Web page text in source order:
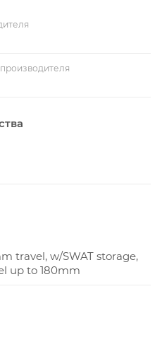
travel, w/SWAT storage,
up to 180mm